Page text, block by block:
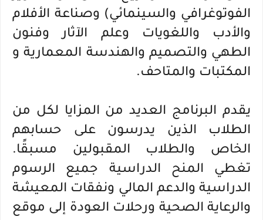
الفوتوغرافي والسينمائي) وصناعة الأفلام
والأدب واللغويات وعلم الآثار وفنون
الطهي والتصميم والهندسة المعمارية و
المكتبات والمتاحف.
يقدم البرنامج العديد من المزايا لكل من
الطلاب الذين يدرسون على حسابهم
الخاص والطلاب المقبولين مسبقًا.
تغطي المنح الدراسية جميع الرسوم
الدراسية والدعم المالي ونفقات المعيشة
والرعاية الصحية ورحلات العودة إلى موقع